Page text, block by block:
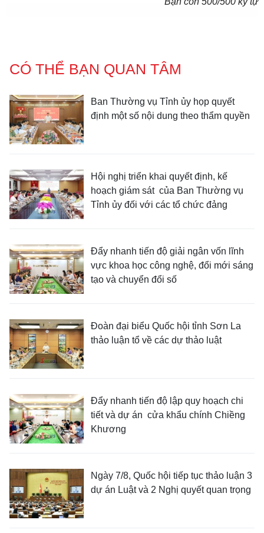
CÓ THỂ BẠN QUAN TÂM
Ban Thường vụ Tỉnh ủy họp quyết
định một số nội dung theo thẩm quyền
Hội nghị triển khai quyết định, kế
hoạch giám sát của Ban Thường vụ
Tỉnh ủy đối với các tổ chức đảng
Đẩy nhanh tiến độ giải ngân vốn lĩnh
vực khoa học công nghệ, đổi mới sáng
tạo và chuyển đổi số
Đoàn đại biểu Quốc hội tỉnh Sơn La
thảo luận tổ về các dự thảo luật
Đẩy nhanh tiến độ lập quy hoạch chi
tiết và dự án cửa khẩu chính Chiềng
Khương
Ngày 7/8, Quốc hội tiếp tục thảo luận 3
dự án Luật và 2 Nghị quyết quan trọng